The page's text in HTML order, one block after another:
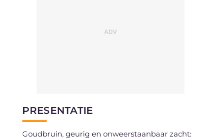
PRESENTATIE
Goudbruin, geurig en onweerstaanbaar zacht: